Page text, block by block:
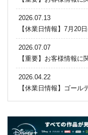
2026.07.13
【休業日情報】7月20
2026.07.07
【重要】お客様情報に
2026.04.22
【休業日情報】ゴール